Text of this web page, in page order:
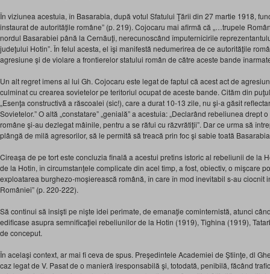
În viziunea acestuia, în Basarabia, după votul Sfatului Ţării din 27 martie 1918,
instaurat de autorităţile române” (p. 219). Cojocaru mai afirmă că „…trupele
nordul Basarabiei până la Cernăuţi, nerecunoscând împuternicirile
judeţului Hotin”. În felul acesta, el îşi manifestă nedumerirea de ce autorităţile
agresiune şi de violare a frontierelor statului român de către aceste bande
Un alt regret imens al lui Gh. Cojocaru este legat de faptul că acest act de
culminat cu crearea sovietelor pe teritoriul ocupat de aceste bande. Cităm din
„Esenţa constructivă a răscoalei (sic!), care a durat 10-13 zile, nu şi-a găsit
Sovietelor.” O altă „constatare” „genială” a acestuia: „Declarând rebeliunea drept
române şi-au dezlegat mâinile, pentru a se răfui cu răzvrătiţii”. Dar ce urma să
plângă de milă agresorilor, să le permită să treacă prin foc şi sabie toată
Cireaşa de pe tort este concluzia finală a acestui pretins istoric al rebeliunii de la
de la Hotin, în circumstanţele complicate din acel timp, a fost, obiectiv, o mişcare
exploatarea burghezo-moşierească română, în care în mod inevitabil s-au ciocnit
României” (p. 220-222).
Să continui să insişti pe nişte idei perimate, de emanaţie cominternistă, atunci
edificase asupra semnificaţiei rebeliunilor de la Hotin (1919), Tighina (1919),
de conceput.
În acelaşi context, ar mai fi ceva de spus. Preşedintele Academiei de Ştiinţe, dl
caz legat de V. Pasat de o manieră iresponsabilă şi, totodată, penibilă, făcând